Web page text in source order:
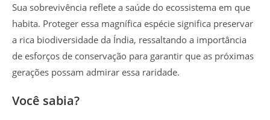
Sua sobrevivência reflete a saúde do ecossistema em que
habita. Proteger essa magnífica espécie significa preservar
a rica biodiversidade da Índia, ressaltando a importância
de esforços de conservação para garantir que as próximas
gerações possam admirar essa raridade.
Você sabia?